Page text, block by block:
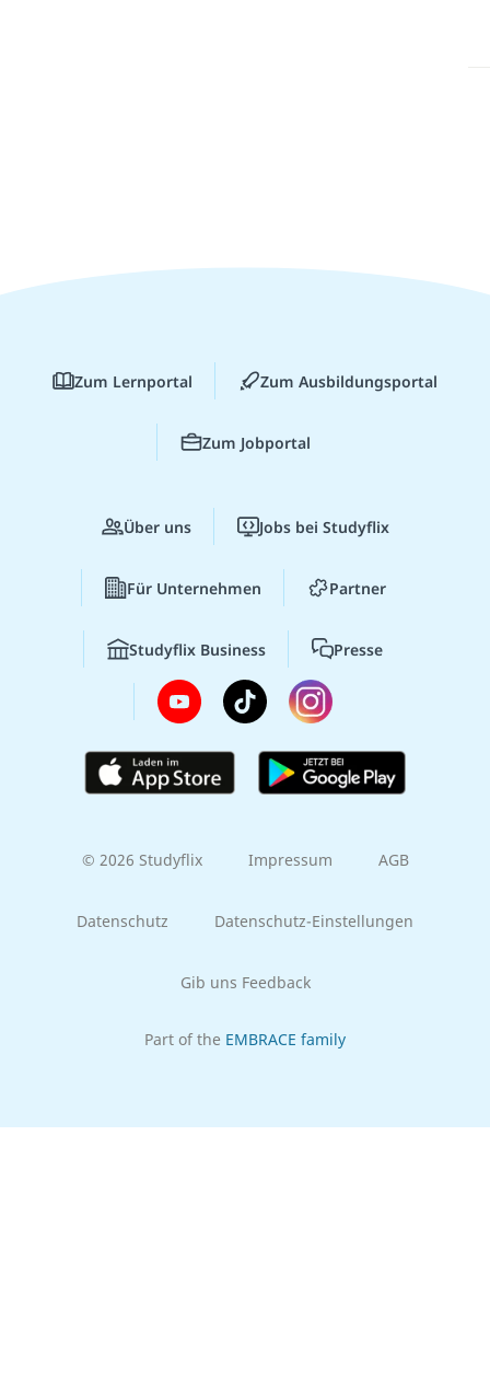
Zum Lernportal Zum Ausbildungsportal
Zum Jobportal
Über uns Jobs bei Studyflix
Für Unternehmen Partner
Studyflix Business Presse
© 2026 Studyflix Impressum AGB
Datenschutz Datenschutz-Einstellungen
Gib uns Feedback
Part of the EMBRACE family